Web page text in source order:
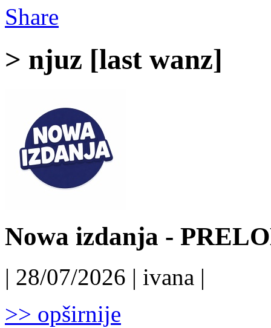
Share
> njuz [last wanz]
Nowa izdanja -
| 28/07/2026 | ivana |
>> opširnije